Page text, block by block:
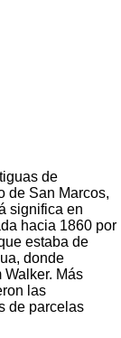
de
de San Marcos,
significa en
hacia 1860 por
estaba de
donde
Más
las
de parcelas